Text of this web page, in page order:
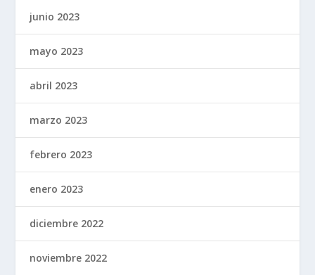
junio 2023
mayo 2023
abril 2023
marzo 2023
febrero 2023
enero 2023
diciembre 2022
noviembre 2022